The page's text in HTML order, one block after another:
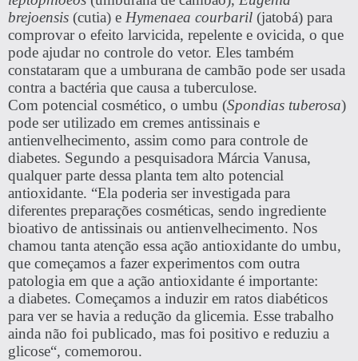
brejoensis (cutia) e Hymenaea courbaril (jatobá) para
comprovar o efeito larvicida, repelente e ovicida, o que
pode ajudar no controle do vetor. Eles também
constataram que a umburana de cambão pode ser usada
contra a bactéria que causa a tuberculose.
Com potencial cosmético, o umbu (Spondias tuberosa)
pode ser utilizado em cremes antissinais e
antienvelhecimento, assim como para controle de
diabetes. Segundo a pesquisadora Márcia Vanusa,
qualquer parte dessa planta tem alto potencial
antioxidante. “Ela poderia ser investigada para
diferentes preparações cosméticas, sendo ingrediente
bioativo de antissinais ou antienvelhecimento. Nos
chamou tanta atenção essa ação antioxidante do umbu,
que começamos a fazer experimentos com outra
patologia em que a ação antioxidante é importante:
a diabetes. Começamos a induzir em ratos diabéticos
para ver se havia a redução da glicemia. Esse trabalho
ainda não foi publicado, mas foi positivo e reduziu a
glicose“, comemorou.